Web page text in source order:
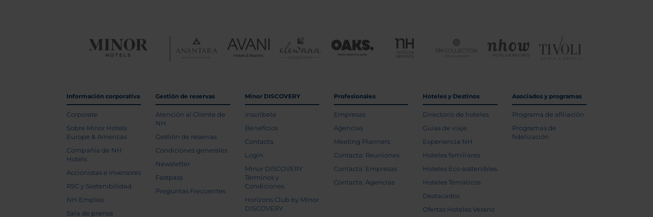
Información corporativa
Corporate
Sobre Minor Hotels
Europe & Americas
Compañía de NH
Hotels
Accionistas e inversores
RSC y Sostenibilidad
NH Empleo
Sala de prensa
Gestión de reservas
Atención al Cliente de
NH
Gestión de reservas
Condiciones generales
Newsletter
Fastpass
Preguntas Frecuentes
Minor DISCOVERY
Inscríbete
Beneficios
Contacta
Login
Minor DISCOVERY
Términos y
Condiciones
Horizons Club by Minor
DISCOVERY
Profesionales
Empresas
Agencias
Meeting Planners
Contacta: Reuniones
Contacta: Empresas
Contacta: Agencias
Hoteles y Destinos
Directorio de hoteles
Guías de viaje
Experiencia NH
Hoteles familiares
Hoteles Eco sostenibles
Hoteles Temáticos
Destacados
Ofertas Hoteles Verano
Asociados y programas
Programa de afiliación
Programas de
fidelización